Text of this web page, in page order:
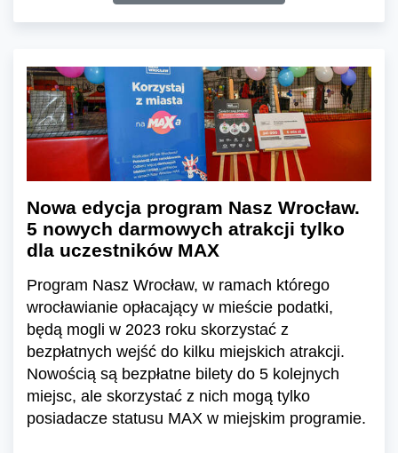
Nowa edycja program Nasz Wrocław.
5 nowych darmowych atrakcji tylko
dla uczestników MAX
Program Nasz Wrocław, w ramach którego
wrocławianie opłacający w mieście podatki,
będą mogli w 2023 roku skorzystać z
bezpłatnych wejść do kilku miejskich atrakcji.
Nowością są bezpłatne bilety do 5 kolejnych
miejsc, ale skorzystać z nich mogą tylko
posiadacze statusu MAX w miejskim programie.